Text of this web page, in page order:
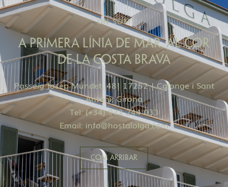
ON SOM
A PRIMERA LÍNIA DE MAR, AL COR
DE LA COSTA BRAVA
Passeig Josep Mundet, 48| 17252 | Calonge i Sant
Antoni, Girona
Tel: (+34) 972 244 033
Email: info@hostalolga.com
COM ARRIBAR